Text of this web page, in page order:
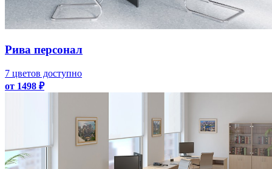
Рива персонал
7 цветов доступно
от 1498 ₽